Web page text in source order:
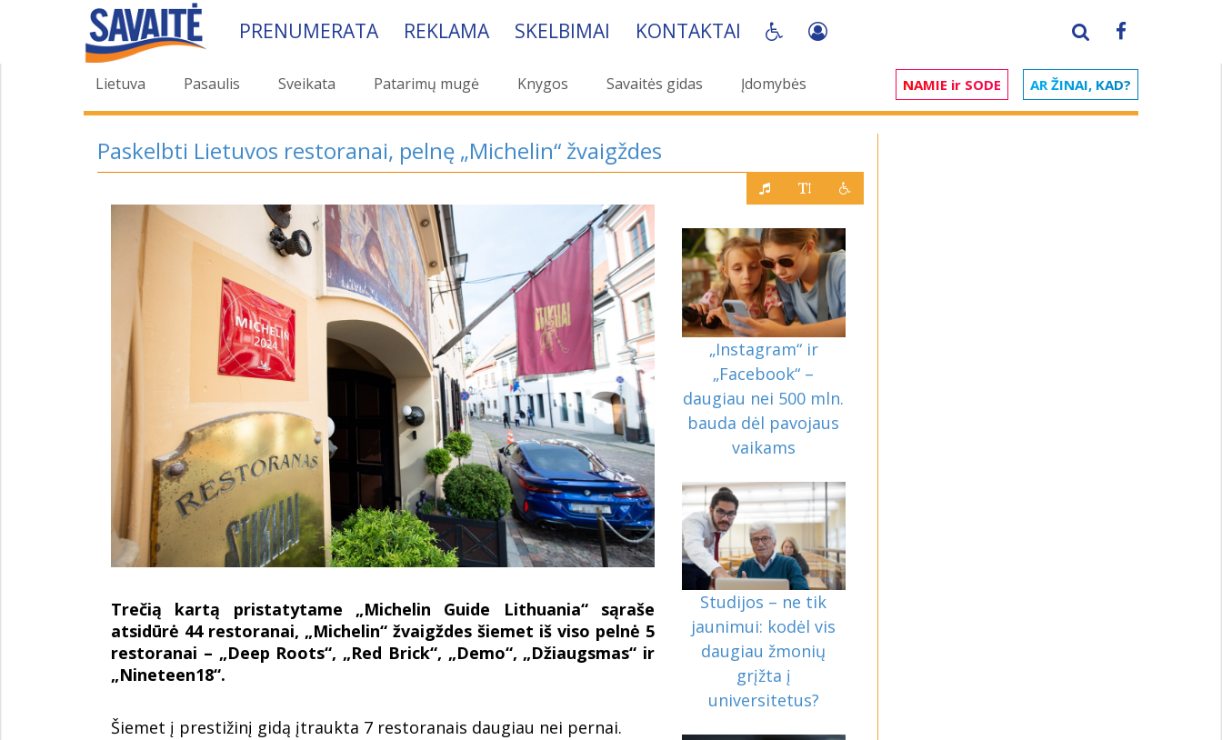
PRENUMERATA REKLAMA SKELBIMAI KONTAKTAI
Lietuva Pasaulis Sveikata Patarimų mugė Knygos Savaitės gidas Įdomybės NAMIE ir SODE AR ŽINAI, KAD?
Paskelbti Lietuvos restoranai, pelnę „Michelin“ žvaigždes
Trečią kartą pristatytame „Michelin Guide Lithuania“ sąraše
atsidūrė 44 restoranai, „Michelin“ žvaigždes šiemet iš viso pelnė 5
restoranai – „Deep Roots“, „Red Brick“, „Demo“, „Džiaugsmas“ ir
„Nineteen18“.
Šiemet į prestižinį gidą įtraukta 7 restoranais daugiau nei pernai.
„Instagram“ ir
„Facebook“ –
daugiau nei 500 mln.
bauda dėl pavojaus
vaikams
Studijos – ne tik
jaunimui: kodėl vis
daugiau žmonių
grįžta į
universitetus?